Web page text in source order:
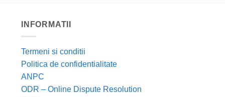
INFORMATII
Termeni si conditii
Politica de confidentialitate
ANPC
ODR – Online Dispute Resolution